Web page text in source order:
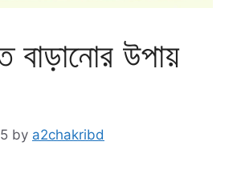
বাড়ানোর উপায়
by a2chakribd